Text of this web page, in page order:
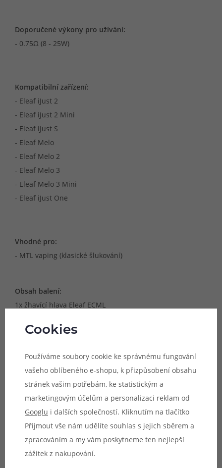
Doporučené výkony pro užívání:
- 0.75Ω (8 - 25W)
Kompatibilní zařízení:
- Eleaf iJust 2
- Eleaf iJust 2 Mini
- Eleaf iJust S
- Eleaf Melo
- Eleaf Melo 2
- Eleaf Melo 3
- Eleaf Melo 3 Mini
- Eleaf iJust One
Vhodné pro:
- MTL vaping (klasické šlukování)
Obsah balení:
1x žhavící hlava Eleaf ECML
doporučujeme nakapat několik kapek e-liquidu do
středu žhavící hlavy, aby se vata uvnitř dostatečně
nasákla. Po instalaci hlavy do atomizéru/cartridge a
doplnění tanku e-liquidem ponechte e-cigaretu/grip
ještě cca 10 minut odstát, aby nedošlo k připálení hlavy
při prvním žhavení.
Cookies
Používáme soubory cookie ke správnému fungování
vašeho oblíbeného e-shopu, k přizpůsobení obsahu
stránek vašim potřebám, ke statistickým a
marketingovým účelům a personalizaci reklam od
Googlu i dalších společností. Kliknutím na tlačítko
Přijmout vše nám udělíte souhlas s jejich sběrem a
zpracováním a my vám poskytneme ten nejlepší
zážitek z nakupování.